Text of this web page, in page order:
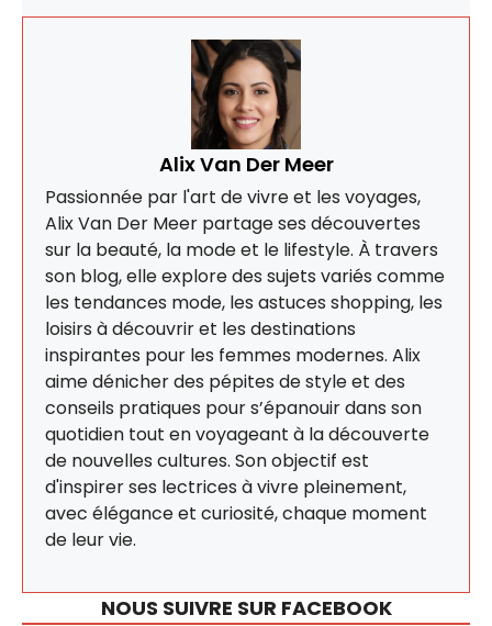
Alix Van Der Meer
Passionnée par l'art de vivre et les voyages,
Alix Van Der Meer partage ses découvertes
sur la beauté, la mode et le lifestyle. À travers
son blog, elle explore des sujets variés comme
les tendances mode, les astuces shopping, les
loisirs à découvrir et les destinations
inspirantes pour les femmes modernes. Alix
aime dénicher des pépites de style et des
conseils pratiques pour s’épanouir dans son
quotidien tout en voyageant à la découverte
de nouvelles cultures. Son objectif est
d'inspirer ses lectrices à vivre pleinement,
avec élégance et curiosité, chaque moment
de leur vie.
NOUS SUIVRE SUR FACEBOOK